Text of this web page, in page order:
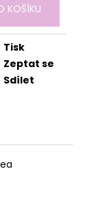
KOŠÍKU
Tisk
Zeptat se
Sdílet